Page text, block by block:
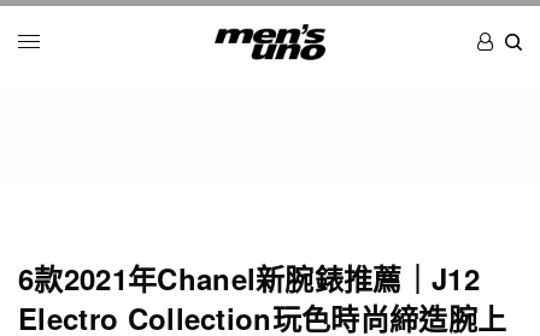
6款2021年Chanel新腕錶推薦｜J12
Electro Collection玩色時尚締造腕上